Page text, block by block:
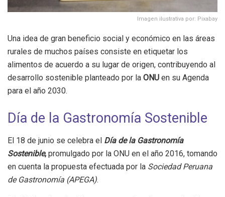
Imagen ilustrativa por: Pixabay
Una idea de gran beneficio social y económico en las áreas
rurales de muchos países consiste en etiquetar los
alimentos de acuerdo a su lugar de origen, contribuyendo al
desarrollo sostenible planteado por la ONU en su Agenda
para el año 2030.
Día de la Gastronomía Sostenible
El 18 de junio se celebra el Día de la Gastronomía
Sostenible, promulgado por la ONU en el año 2016, tomando
en cuenta la propuesta efectuada por la Sociedad Peruana
de Gastronomía (APEGA).